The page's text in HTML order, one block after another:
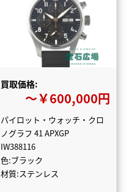
買取価格:
〜￥600,000円
パイロット・ウォッチ・クロ
ノグラフ 41 APXGP
IW388116
色:ブラック
材質:ステンレス